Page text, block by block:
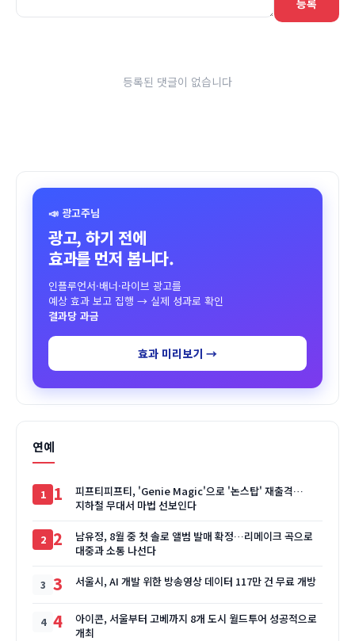
등록된 댓글이 없습니다
📣 광고주님
광고, 하기 전에
효과를 먼저 봅니다.
인플루언서·배너·라이브 광고를
예상 효과 보고 집행 → 실제 성과로 확인
결과당 과금
효과 미리보기 →
연예
1
피프티피프티, 'Genie Magic'으로 '논스탑' 재출격…
지하철 무대서 마법 선보인다
2
남유정, 8월 중 첫 솔로 앨범 발매 확정…리메이크 곡으로
대중과 소통 나선다
3 서울시, AI 개발 위한 방송영상 데이터 117만 건 무료 개방
4
아이콘, 서울부터 고베까지 8개 도시 월드투어 성공적으로
개최